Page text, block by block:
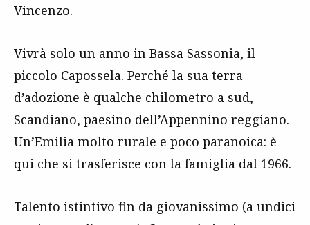
Vincenzo.
Vivrà solo un anno in Bassa Sassonia, il
piccolo Capossela. Perché la sua terra
d’adozione è qualche chilometro a sud,
Scandiano, paesino dell’Appennino reggiano.
Un’Emilia molto rurale e poco paranoica: è
qui che si trasferisce con la famiglia dal 1966.
Talento istintivo fin da giovanissimo (a undici